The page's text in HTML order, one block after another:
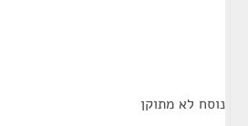
נוסח לא מתוקן